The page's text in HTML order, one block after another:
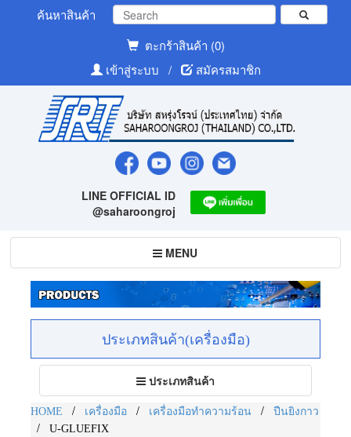
ค้นหาสินค้า
ตะกร้าสินค้า (0)
เข้าสู่ระบบ
/ สมัครสมาชิก
LINE OFFICIAL ID
@saharoongroj
Toggle
navigation
MENU
ประเภทสินค้า(เครื่องมือ)
Toggle
navigation
ประเภทสินค้า
HOME / เครื่องมือ / เครื่องมือทำความร้อน / ปืนยิงกาว
/ U-GLUEFIX